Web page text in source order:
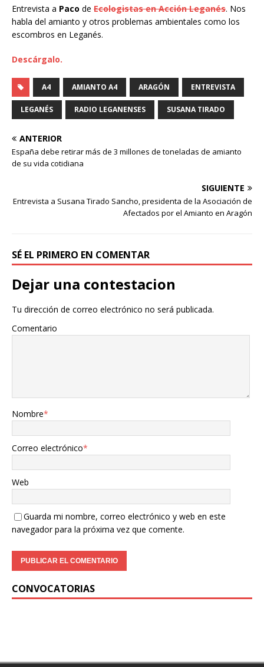
Entrevista a Paco de Ecologistas en Acción Leganés. Nos
habla del amianto y otros problemas ambientales como los
escombros en Leganés.
Descárgalo.
A4 AMIANTO A4 ARAGÓN ENTREVISTA
LEGANÉS RADIO LEGANENSES SUSANA TIRADO
ANTERIOR
España debe retirar más de 3 millones de toneladas de amianto
de su vida cotidiana
SIGUIENTE
Entrevista a Susana Tirado Sancho, presidenta de la Asociación de
Afectados por el Amianto en Aragón
SÉ EL PRIMERO EN COMENTAR
Dejar una contestacion
Tu dirección de correo electrónico no será publicada.
Comentario
Nombre*
Correo electrónico*
Web
Guarda mi nombre, correo electrónico y web en este
navegador para la próxima vez que comente.
CONVOCATORIAS